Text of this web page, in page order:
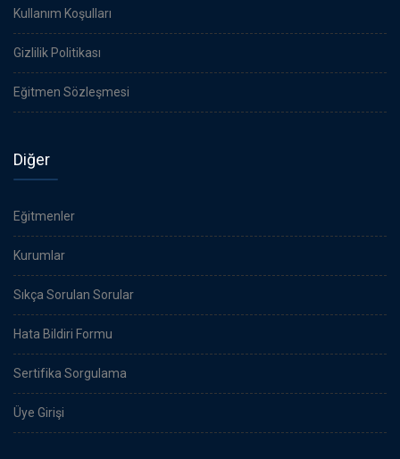
Kullanım Koşulları
Gizlilik Politikası
Eğitmen Sözleşmesi
Diğer
Eğitmenler
Kurumlar
Sıkça Sorulan Sorular
Hata Bildiri Formu
Sertifika Sorgulama
Üye Girişi